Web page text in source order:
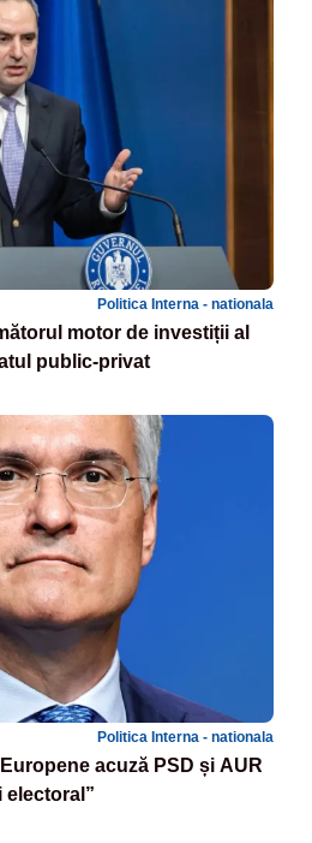
Politica Interna - nationala
motor de investiții al
public-privat
Politica Interna - nationala
acuză PSD și AUR
electoral”